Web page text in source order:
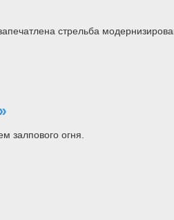
стрельба
залпового огня.